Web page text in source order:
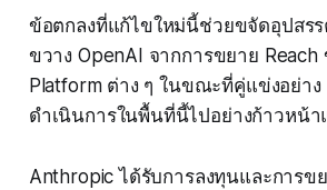
ข้อตกลงที่แก้ไขใหม่นี้ช่วยขจัดอุปสร
ขวาง OpenAI จากการขยาย Reach
Platform ต่าง ๆ ในขณะที่คู่แข่งอย่า
ดำเนินการในพื้นที่นี้ไปอย่างก้าวหน้า
Anthropic ได้รับการลงทุนและการข